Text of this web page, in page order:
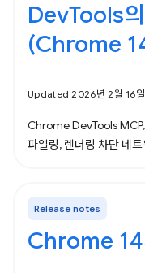
DevTools
(Chrome
Updated 2026년 2월 16일
Chrome DevTools
파일링, 렌더링 차단 네
Release notes
Chrome